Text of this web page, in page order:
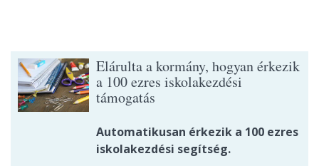
Elárulta a kormány, hogyan érkezik
a 100 ezres iskolakezdési
támogatás
Automatikusan érkezik a 100 ezres
iskolakezdési segítség.